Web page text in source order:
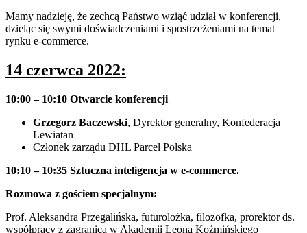
Mamy nadzieję, że zechcą Państwo wziąć udział w konferencji,
dzieląc się swymi doświadczeniami i spostrzeżeniami na temat
rynku e-commerce.
14 czerwca 2022:
10:00 – 10:10 Otwarcie konferencji
Grzegorz Baczewski, Dyrektor generalny, Konfederacja
Lewiatan
Członek zarządu DHL Parcel Polska
10:10 – 10:35 Sztuczna inteligencja w e-commerce.
Rozmowa z gościem specjalnym:
Prof. Aleksandra Przegalińska, futurolożka, filozofka, prorektor ds.
współpracy z zagranicą w Akademii Leona Koźmińskiego